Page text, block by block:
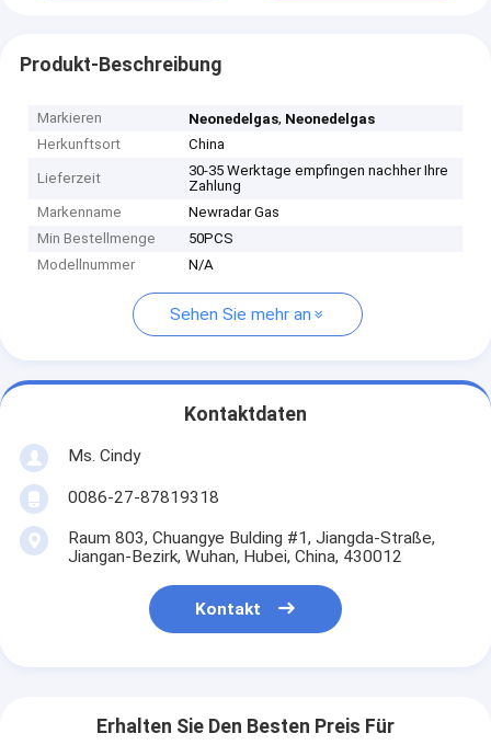
Produkt-Beschreibung
Markieren Neonedelgas, Neonedelgas
Herkunftsort
China
Lieferzeit
30-35 Werktage empfingen nachher Ihre
Zahlung
Markenname
Newradar Gas
Min Bestellmenge
50PCS
Modellnummer
N/A
Sehen Sie mehr an
Kontaktdaten
Ms. Cindy
0086-27-87819318
Raum 803, Chuangye Bulding #1, Jiangda-Straße,
Jiangan-Bezirk, Wuhan, Hubei, China, 430012
Kontakt
Erhalten Sie Den Besten Preis Für